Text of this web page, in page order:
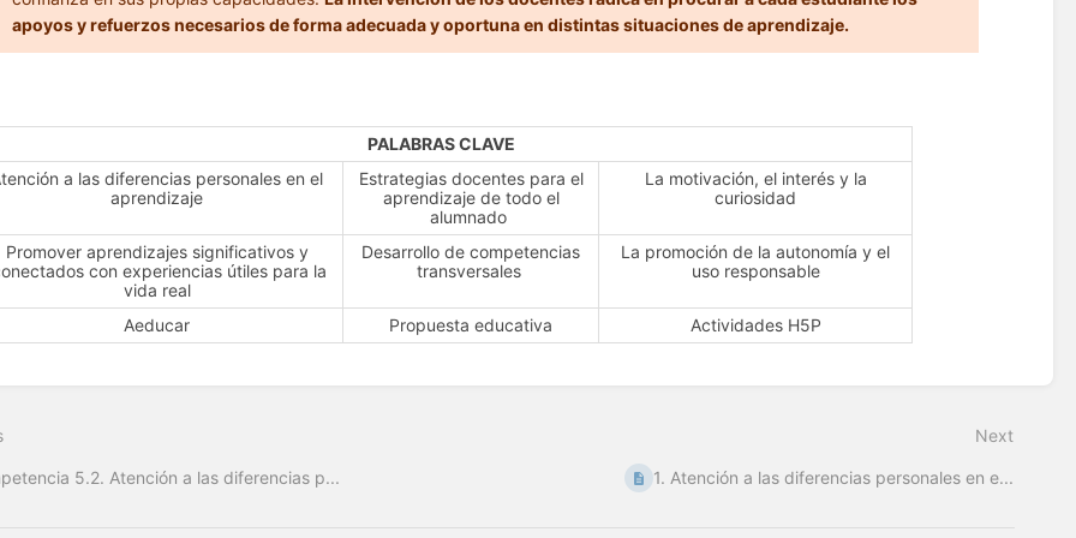
apoyos y refuerzos necesarios de forma adecuada y oportuna en distintas situaciones de aprendizaje.
PALABRAS CLAVE
a las diferencias personales en el
aprendizaje
Estrategias docentes para el
aprendizaje de todo el
alumnado
La motivación, el interés y la
curiosidad
Promover aprendizajes significativos y
con experiencias útiles para la
vida real
Desarrollo de competencias
transversales
La promoción de la autonomía y el
uso responsable
Aeducar Propuesta educativa Actividades H5P
5.2. Atención a las diferencias p...
Next
1. Atención a las diferencias personales en e...